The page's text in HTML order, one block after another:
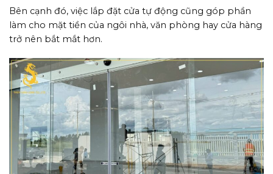
Bên cạnh đó, việc lắp đặt cửa tự động cũng góp phần
làm cho mặt tiền của ngôi nhà, văn phòng hay cửa hàng
trở nên bắt mắt hơn.